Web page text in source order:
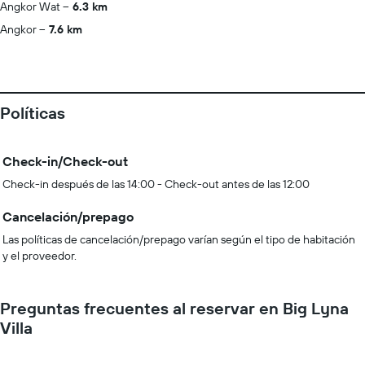
Angkor Wat
6.3 km
Angkor
7.6 km
Políticas
Check-in/Check-out
Check-in después de las 14:00 - Check-out antes de las 12:00
Cancelación/prepago
Las políticas de cancelación/prepago varían según el tipo de habitación
y el proveedor.
Preguntas frecuentes al reservar en Big Lyna
Villa